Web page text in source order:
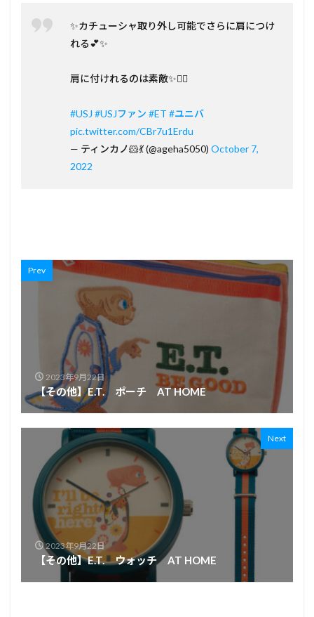
✨カチューシャ取り外し可能でさらに肩につけ
れる💕✨
肩に付けれるのは素敵✨👍🏻
#USJ #USJファン #ET #ユニバ
pic.twitter.com/CBr7u1Erdu
— ティンカノ🐹💃 (@ageha5050) October 7,
2022
Prev
2023年9月22日
【その他】E.T. ポーチ AT HOME
Next
2023年9月22日
【その他】E.T. ウォッチ AT HOME